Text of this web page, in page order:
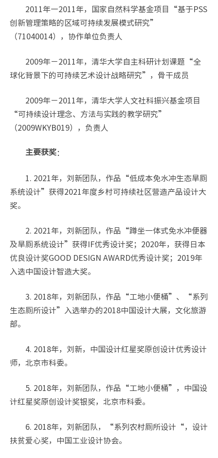
2011年—2011年，国家自然科学基金项目“基于PSS
创新管理策略的区域可持续发展模式研究”
（71040014），协作单位负责人
2009年－2011年，清华大学自主科研计划课题“全
球化背景下的可持续艺术设计战略研究”，骨干成员
2009年－2011年，清华大学人文社科振兴基金项目
“可持续设计理念、方法与实践的教学研究”
（2009WKYB019），负责人
主要获奖：
1. 2021年，刘新团队，作品“低成本免水冲生态旱厕
系统设计”获得2021年度乡村可持续社区营造产品设计大
奖。
2. 2021年，刘新团队，作品“蹲坐一体式免水冲便器
及旱厕系统设计”获得IF优秀设计奖；2020年，获得日本
优良设计奖GOOD DESIGN AWARD优秀设计奖；2019年
入选中国设计智造大奖。
3. 2018年，刘新团队，作品“工地小便桶”、“系列
生态厕所设计”入选举办的2018中国设计大展，文化旅游
部。
4. 2018年，刘新，中国设计红星奖原创设计优秀设计
师，北京市科委。
5. 2018年，刘新团队，作品“工地小便桶”，中国设
计红星奖原创设计奖银奖，北京市科委。
6. 2018年，刘新团队，“系列农村厕所设计“，设计
扶贫爱心奖，中国工业设计协会。